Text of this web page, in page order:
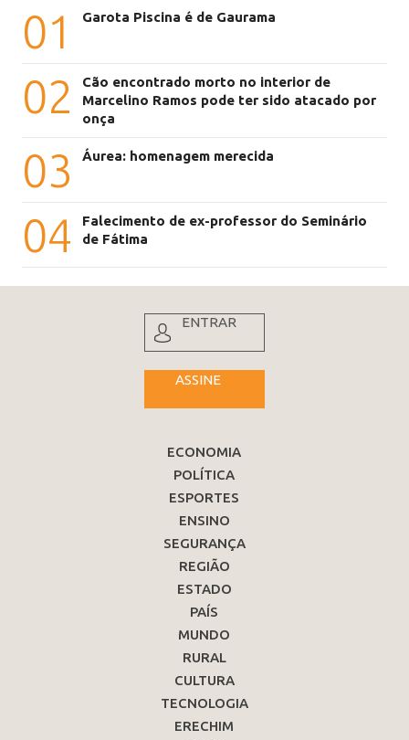
01 Garota Piscina é de Gaurama
02
Cão encontrado morto no interior de
Marcelino Ramos pode ter sido atacado por
onça
03 Áurea: homenagem merecida
04
Falecimento de ex-professor do Seminário
de Fátima
ENTRAR
ASSINE
ECONOMIA
POLÍTICA
ESPORTES
ENSINO
SEGURANÇA
REGIÃO
ESTADO
PAÍS
MUNDO
RURAL
CULTURA
TECNOLOGIA
ERECHIM